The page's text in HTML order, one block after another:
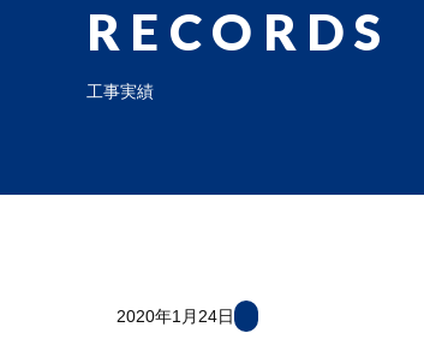
RECORDS
工事実績
2020年1月24日